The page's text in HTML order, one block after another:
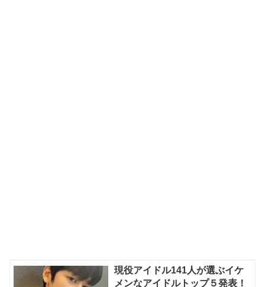
現役アイドル141人が選ぶイケ
メンなアイドルトップ５発表！